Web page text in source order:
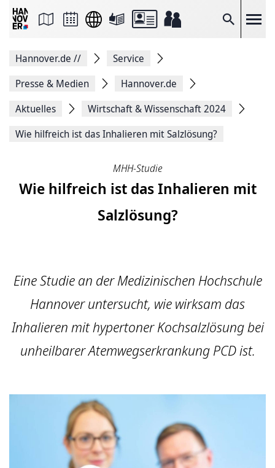
Suche
Seite
Facebook
teilen
Seitenlink
Seite
Hannover.de //
Service
Presse & Medien
Hannover.de
Aktuelles
Wirtschaft & Wissenschaft 2024
Wie hilfreich ist das Inhalieren mit Salzlösung?
MHH-Studie
Wie hilfreich ist das Inhalieren mit
Salzlösung?
Eine Studie an der Medizinischen Hochschule
Hannover untersucht, wie wirksam das
Inhalieren mit hypertoner Kochsalzlösung bei
unheilbarer Atemwegserkrankung PCD ist.